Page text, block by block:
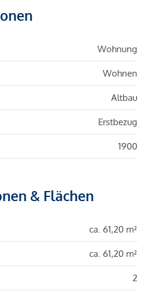
Wohnung
Wohnen
Altbau
Erstbezug
1900
& Flächen
ca. 61,20 m²
ca. 61,20 m²
2